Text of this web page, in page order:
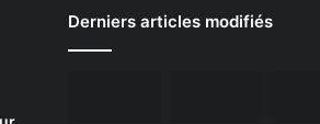
Derniers articles modifiés